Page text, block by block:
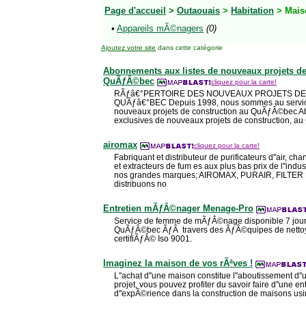
Page d'accueil > Outaouais > Habitation >
• Appareils mÃ©nagers (0)
Ajoutez votre site dans cette catégorie
Abonnements aux listes de nouveaux projets
QuÃƒÂ©bec
cliquez pour la carte!
RÃƒâ€°PERTOIRE DES NOUVEAUX PROJETS
QUÃƒâ€°BEC Depuis 1998, nous sommes au
nouveaux projets de construction au QuÃƒÂ©bec
exclusives de nouveaux projets de construction,
airomax cliquez pour la carte!
Fabriquant et distributeur de purificateurs d''air,
et extracteurs de fum es aux plus bas prix de
nos grandes marques; AIROMAX, PURAIR,
distribuons no
Entretien mÃƒÂ©nager Menage-Pro
Service de femme de mÃƒÂ©nage disponible 7
QuÃƒÂ©bec ÃƒÂ travers des ÃƒÂ©quipes de
certifiÃƒÂ© Iso 9001.
Imaginez la maison de vos rÃªves !
L''achat d''une maison constitue l''aboutissement
projet, vous pouvez profiter du savoir faire d''une
d''expÃ©rience dans la construction de maisons